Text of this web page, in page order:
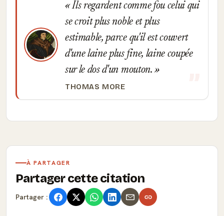
Ils regardent comme fou celui qui
se croit plus noble et plus
estimable, parce qu'il est couvert
d'une laine plus fine, laine coupée
sur le dos d'un mouton.
THOMAS MORE
À PARTAGER
Partager cette citation
Partager :